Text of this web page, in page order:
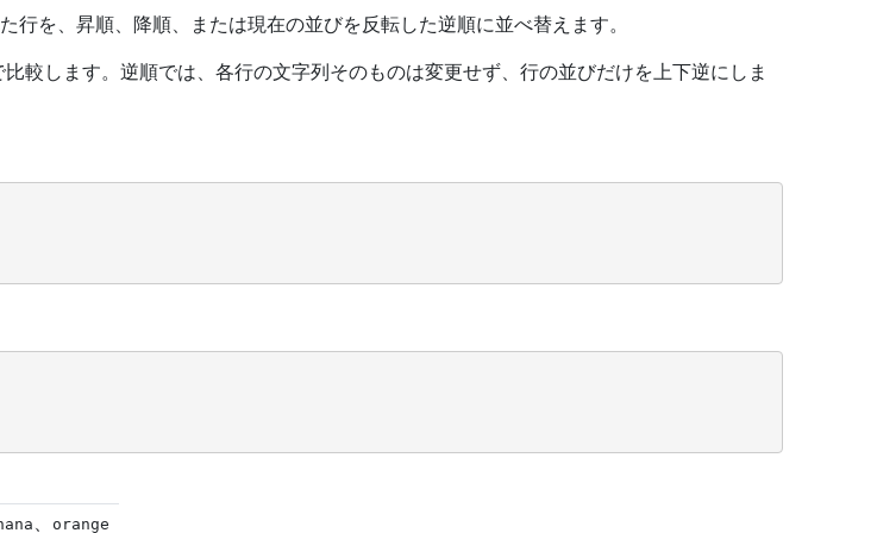
を、昇順、降順、または現在の並びを反転した逆順に並べ替えます。
較します。逆順では、各行の文字列そのものは変更せず、行の並びだけを上下逆にしま
orange